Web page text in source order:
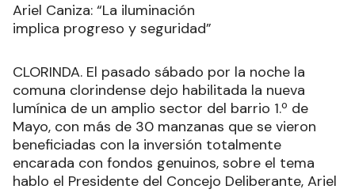
Ariel Caniza: “La iluminación
implica progreso y seguridad”
CLORINDA. El pasado sábado por la noche la
comuna clorindense dejo habilitada la nueva
lumínica de un amplio sector del barrio 1.º de
Mayo, con más de 30 manzanas que se vieron
beneficiadas con la inversión totalmente
encarada con fondos genuinos, sobre el tema
hablo el Presidente del Concejo Deliberante, Ariel